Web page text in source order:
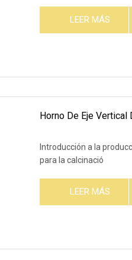
LEER MÁS
Horno De Eje Vertical
Introducción a la
para la calcinació
LEER MÁS